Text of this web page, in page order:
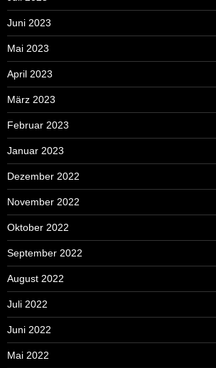
Juni 2023
Mai 2023
April 2023
März 2023
Februar 2023
Januar 2023
Dezember 2022
November 2022
Oktober 2022
September 2022
August 2022
Juli 2022
Juni 2022
Mai 2022